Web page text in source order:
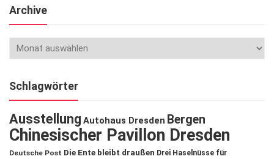
Archive
Schlagwörter
Ausstellung Autohaus Dresden Bergen
Chinesischer Pavillon Dresden
Deutsche Post Die Ente bleibt draußen Drei Haselnüsse für